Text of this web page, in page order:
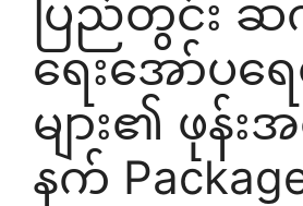
ပြည်တွင်း
ရေးအော်ပရ
များ၏ ဖုန်း
နက် Package